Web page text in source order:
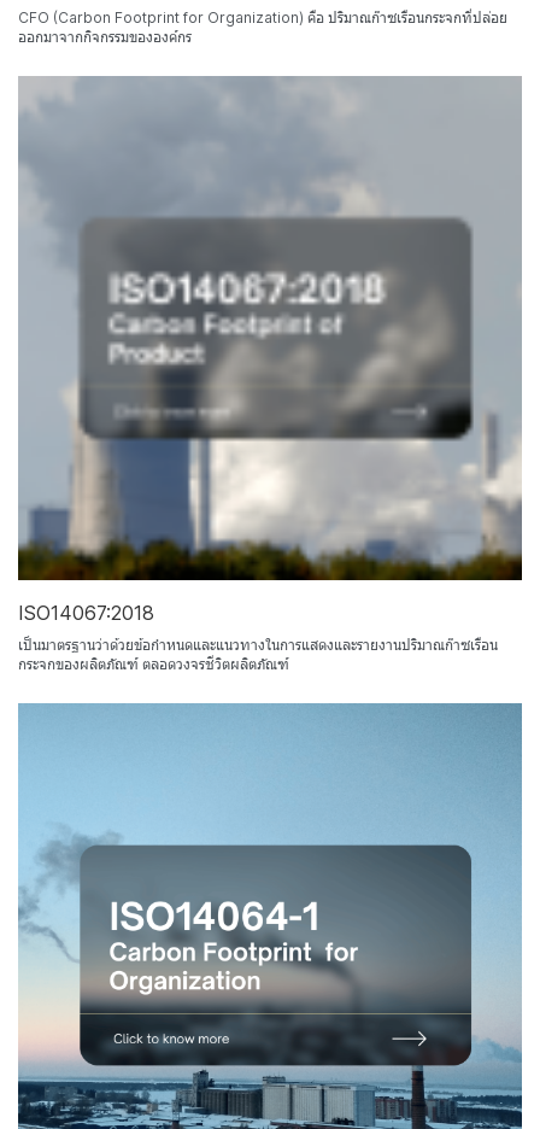
CFO (Carbon Footprint for Organization) คือ ปริมาณก๊าซเรือนกระจกที่ปล่อย
ออกมาจากกิจกรรมขององค์กร
ISO14067:2018
เป็นมาตรฐานว่าด้วยข้อกำหนดและแนวทางในการแสดงและรายงานปริมาณก๊าซเรือน
กระจกของผลิตภัณฑ์ ตลอดวงจรชีวิตผลิตภัณฑ์